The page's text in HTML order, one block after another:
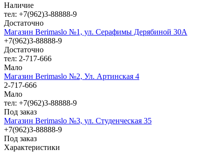
Наличие
тел: +7(962)3-88888-9
Достаточно
Магазин Berimaslo №1, ул. Серафимы Дерябиной 30А
+7(962)3-88888-9
Достаточно
тел: 2-717-666
Мало
Магазин Berimaslo №2, Ул. Артинская 4
2-717-666
Мало
тел: +7(962)3-88888-9
Под заказ
Магазин Berimaslo №3, ул. Студенческая 35
+7(962)3-88888-9
Под заказ
Характеристики